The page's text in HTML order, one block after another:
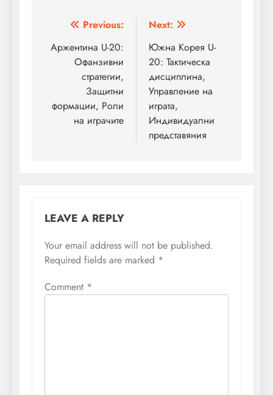
Post
navigation
Previous:
Аржентина U-20:
Офанзивни
стратегии,
Защитни
формации, Роли
на играчите
Next:
Южна Корея U-
20: Тактическа
дисциплина,
Управление на
играта,
Индивидуални
представяния
LEAVE A REPLY
Your email address will not be published.
Required fields are marked *
Comment *